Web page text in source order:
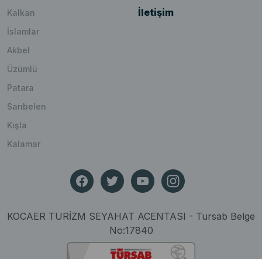
Kalkan
İslamlar
Akbel
Üzümlü
Patara
Sarıbelen
Kışla
Kalamar
İletişim
KOCAER TURİZM SEYAHAT ACENTASI - Tursab Belge
No:17840